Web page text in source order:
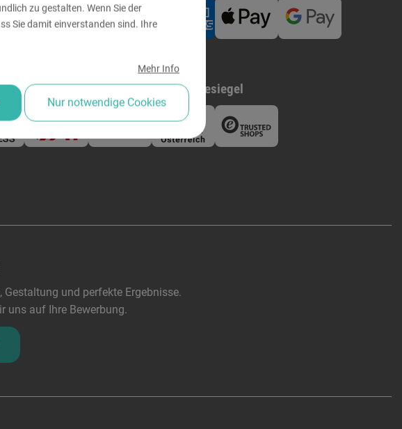
Mitglied bei Gütesiegel
und perfekte Ergebnisse.
uns auf Ihre Bewerbung.
zu gestalten. Wenn Sie der
Sie damit einverstanden sind. Ihre
Mehr Info
Nur notwendige Cookies